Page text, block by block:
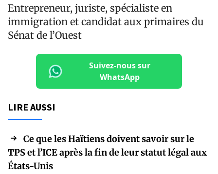
Entrepreneur, juriste, spécialiste en
immigration et candidat aux primaires du
Sénat de l’Ouest
Suivez-nous sur
WhatsApp
LIRE AUSSI
Ce que les Haïtiens doivent savoir sur le
TPS et l’ICE après la fin de leur statut légal aux
États-Unis